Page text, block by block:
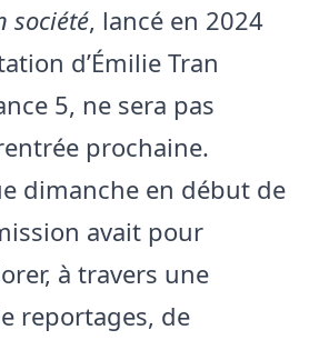
société, lancé en 2024
d’Émilie Tran
5, ne sera pas
prochaine.
dimanche en début de
avait pour
à travers une
reportages, de